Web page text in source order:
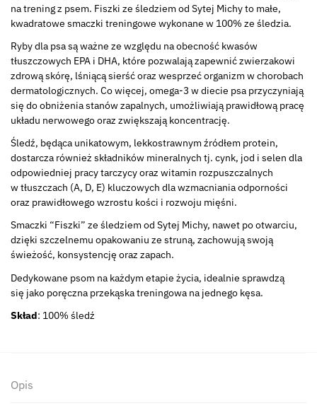
na trening z psem. Fiszki ze śledziem od Sytej Michy to małe,
kwadratowe smaczki treningowe wykonane w 100% ze śledzia.
Ryby dla psa są ważne ze względu na obecność kwasów
tłuszczowych EPA i DHA, które pozwalają zapewnić zwierzakowi
zdrową skórę, lśniącą sierść oraz wesprzeć organizm w chorobach
dermatologicznych. Co więcej, omega-3 w diecie psa przyczyniają
się do obniżenia stanów zapalnych, umożliwiają prawidłową pracę
układu nerwowego oraz zwiększają koncentrację.
Śledź, będąca unikatowym, lekkostrawnym źródłem protein,
dostarcza również składników mineralnych tj. cynk, jod i selen dla
odpowiedniej pracy tarczycy oraz witamin rozpuszczalnych
w tłuszczach (A, D, E) kluczowych dla wzmacniania odporności
oraz prawidłowego wzrostu kości i rozwoju mięśni.
Smaczki “Fiszki” ze śledziem od Sytej Michy, nawet po otwarciu,
dzięki szczelnemu opakowaniu ze struną, zachowują swoją
świeżość, konsystencję oraz zapach.
Dedykowane psom na każdym etapie życia, idealnie sprawdzą
się jako poręczna przekąska treningowa na jednego kęsa.
Skład: 100% śledź
Opis